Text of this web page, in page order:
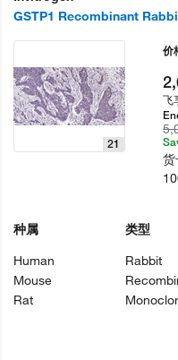
GSTP1 Recombinant
21
种属
Human
Mouse
Rat
类型
Rabbit
价
飞